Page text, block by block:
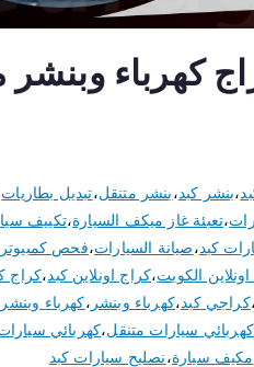
سيارات كبد 50805535 كراج
،بنشر كبد،بنشر متنقل،تبديل بطاريات
،تعبئة غاز ميكف السيارة،تكييف
كبد،صيانة السيارات،فحص
الكويت،كراج اونلاين كبد،كراج
،كراجي كبد،كهرباء وبنشر ،كهرباء
كهربائي سيارات متنقل،كهربائي
مكيف سيارة،نصليح سيارات كبد